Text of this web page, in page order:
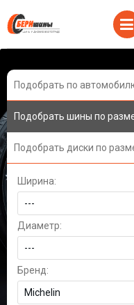
Подобрать по
Подобрать шины по
Подобрать диски по
Ширина:
Диаметр:
Бренд: